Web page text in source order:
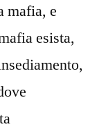
mafia, e
esista,